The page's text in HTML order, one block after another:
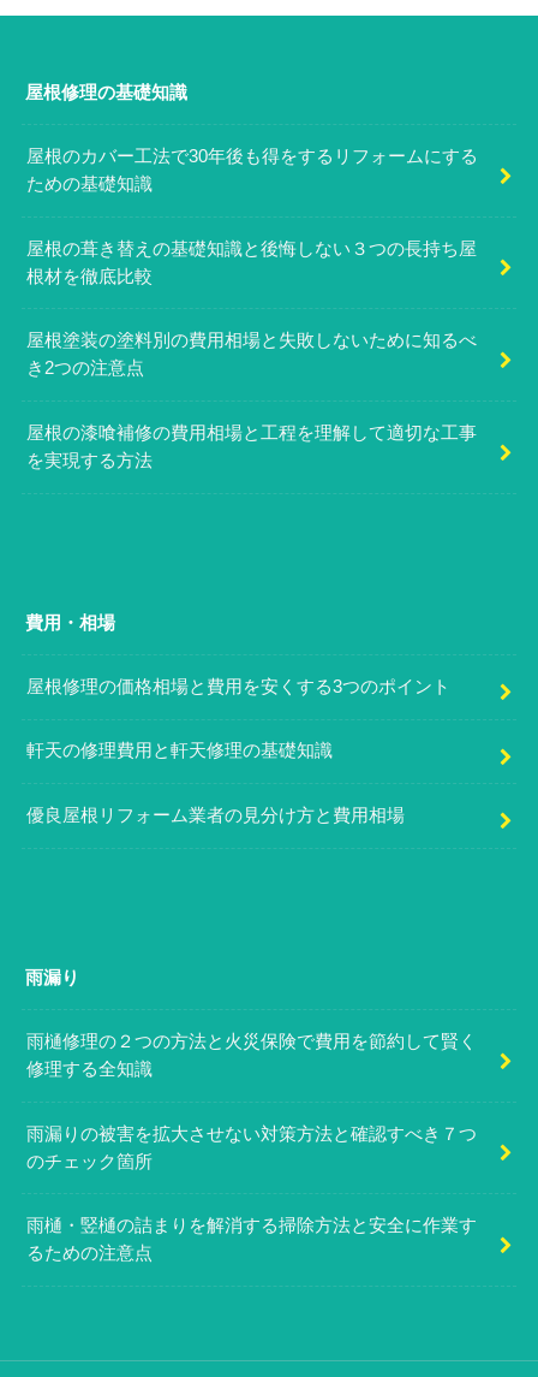
屋根修理の基礎知識
屋根のカバー工法で30年後も得をするリフォームにする
ための基礎知識
屋根の葺き替えの基礎知識と後悔しない３つの長持ち屋
根材を徹底比較
屋根塗装の塗料別の費用相場と失敗しないために知るべ
き2つの注意点
屋根の漆喰補修の費用相場と工程を理解して適切な工事
を実現する方法
費用・相場
屋根修理の価格相場と費用を安くする3つのポイント
軒天の修理費用と軒天修理の基礎知識
優良屋根リフォーム業者の見分け方と費用相場
雨漏り
雨樋修理の２つの方法と火災保険で費用を節約して賢く
修理する全知識
雨漏りの被害を拡大させない対策方法と確認すべき７つ
のチェック箇所
雨樋・竪樋の詰まりを解消する掃除方法と安全に作業す
るための注意点